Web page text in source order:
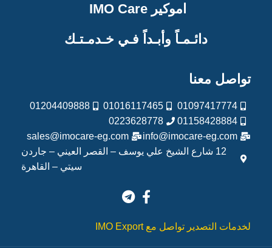
اموكير IMO Care
دائـمـاً وأبـداً فـي خـدمـتـك
تواصل معنا
01097417774
01016117465
01204409888
01158428884
0223628778
info@imocare-eg.com
sales@imocare-eg.com
12 شارع الشيخ علي يوسف – القصر العيني – جاردن
سيتي – القاهرة
لخدمات التصدير تواصل مع IMO Export